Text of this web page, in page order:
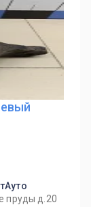
пруды д.20